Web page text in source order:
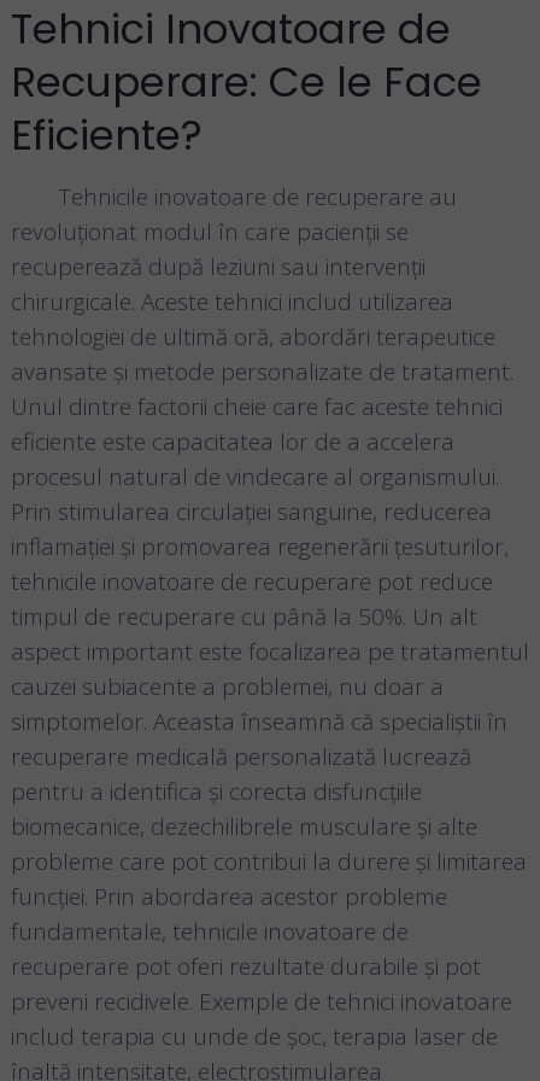
Tehnici Inovatoare de
Recuperare: Ce le Face
Eficiente?
Tehnicile inovatoare de recuperare au
revoluționat modul în care pacienții se
recuperează după leziuni sau intervenții
chirurgicale. Aceste tehnici includ utilizarea
tehnologiei de ultimă oră, abordări terapeutice
avansate și metode personalizate de tratament.
Unul dintre factorii cheie care fac aceste tehnici
eficiente este capacitatea lor de a accelera
procesul natural de vindecare al organismului.
Prin stimularea circulației sanguine, reducerea
inflamației și promovarea regenerării țesuturilor,
tehnicile inovatoare de recuperare pot reduce
timpul de recuperare cu până la 50%. Un alt
aspect important este focalizarea pe tratamentul
cauzei subiacente a problemei, nu doar a
simptomelor. Aceasta înseamnă că specialiștii în
recuperare medicală personalizată lucrează
pentru a identifica și corecta disfuncțiile
biomecanice, dezechilibrele musculare și alte
probleme care pot contribui la durere și limitarea
funcției. Prin abordarea acestor probleme
fundamentale, tehnicile inovatoare de
recuperare pot oferi rezultate durabile și pot
preveni recidivele. Exemple de tehnici inovatoare
includ terapia cu unde de șoc, terapia laser de
înaltă intensitate, electrostimularea